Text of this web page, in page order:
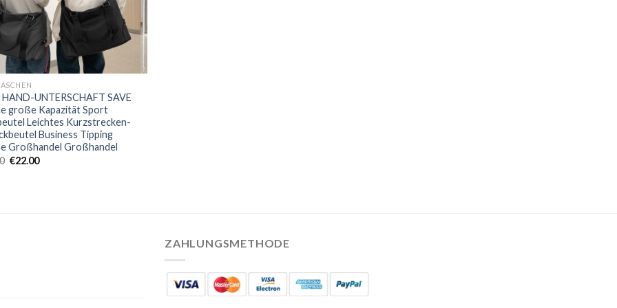
HAND-UNTERSCHAFT SAVE
große Kapazität Sport
Leichtes Kurzstrecken-
Business Tipping
Großhandel Großhandel
€22.00
ZAHLUNGSMETHODE